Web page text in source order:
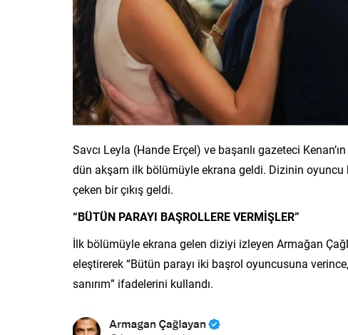
Savcı Leyla (Hande Erçel) ve başarılı gazeteci
dün akşam ilk bölümüyle ekrana geldi. Dizinin
çeken bir çıkış geldi.
“BÜTÜN PARAYI BAŞROLLERE VERMİŞLER”
İlk bölümüyle ekrana gelen diziyi izleyen Armağan
eleştirerek “Bütün parayı iki başrol oyuncusuna
sanırım” ifadelerini kullandı.